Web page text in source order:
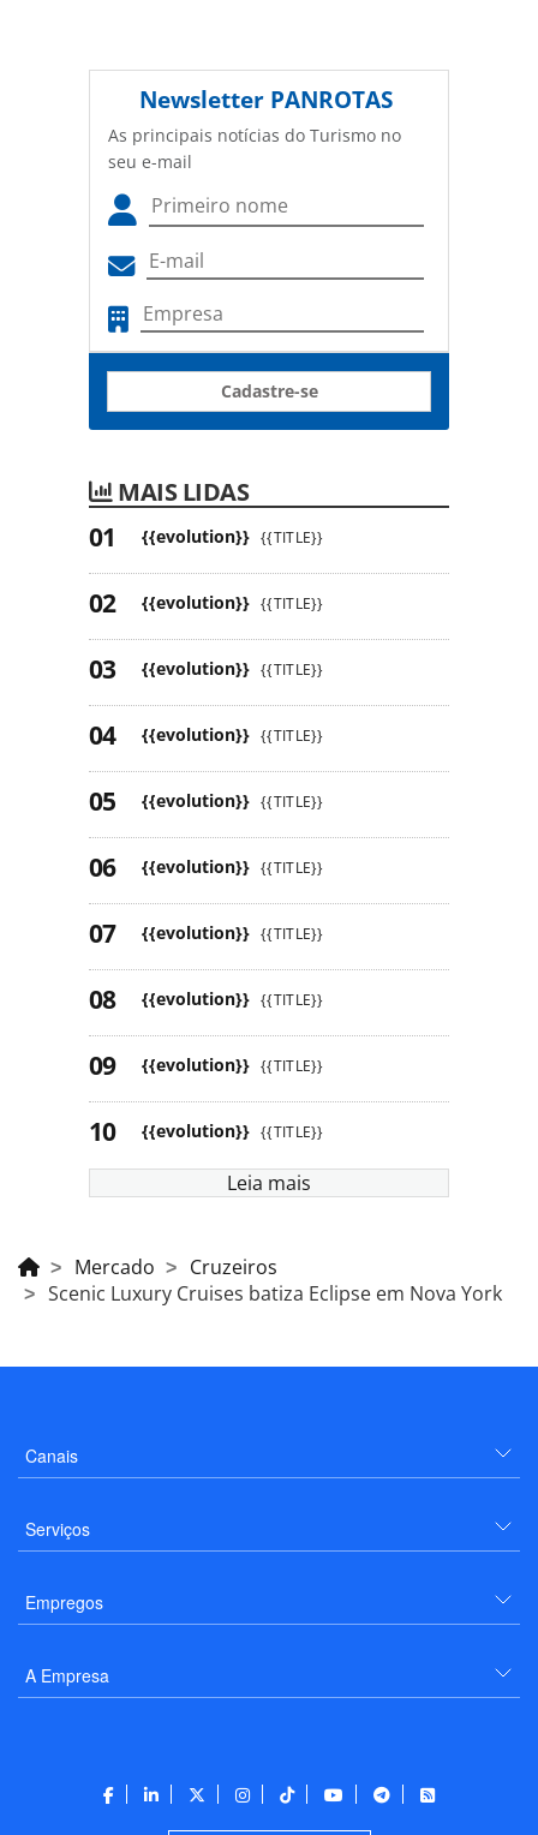
Newsletter PANROTAS
As principais notícias do Turismo no
seu e-mail
Cadastre-se
MAIS LIDAS
{{evolution}} {{TITLE}}
{{evolution}} {{TITLE}}
{{evolution}} {{TITLE}}
{{evolution}} {{TITLE}}
{{evolution}} {{TITLE}}
{{evolution}} {{TITLE}}
{{evolution}} {{TITLE}}
{{evolution}} {{TITLE}}
{{evolution}} {{TITLE}}
{{evolution}} {{TITLE}}
Leia mais
Mercado
Cruzeiros
Scenic Luxury Cruises batiza Eclipse em Nova York
Canais
Serviços
Empregos
A Empresa